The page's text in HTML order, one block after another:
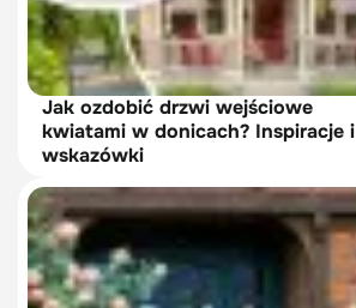
Jak ozdobić drzwi wejściowe
kwiatami w donicach? Inspiracje i
wskazówki